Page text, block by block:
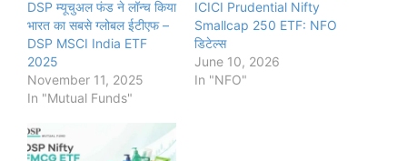
DSP म्यूचुअल फंड ने लॉन्च किया
भारत का सबसे ग्लोबल ईटीएफ –
DSP MSCI India ETF
2025
November 11, 2025
In "Mutual Funds"
ICICI Prudential Nifty
Smallcap 250 ETF: NFO
डिटेल्स
June 10, 2026
In "NFO"